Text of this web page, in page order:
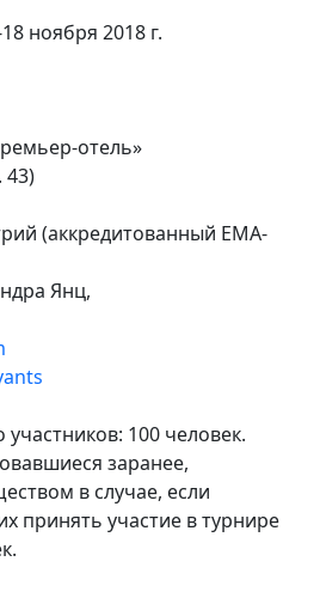
ноября 2018 г.
отель»
43)
(аккредитованный EMA-
Янц,
100 человек.
заранее,
в случае, если
принять участие в турнире